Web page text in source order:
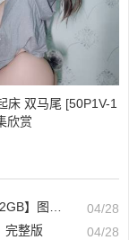
床 双马尾 [50P1V-1
欣赏
作品分享
04/28
完整版
04/28